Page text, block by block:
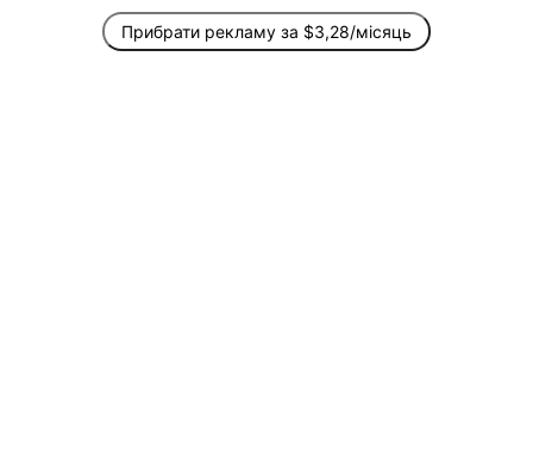
Прибрати рекламу за $3,28/місяць